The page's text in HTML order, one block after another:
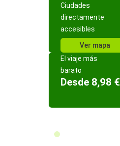
Ciudades
directamente
accesibles
Ver mapa
El viaje más
barato
Desde 8,98 €